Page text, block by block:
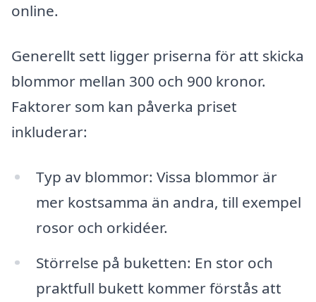
online.
Generellt sett ligger priserna för att skicka
blommor mellan 300 och 900 kronor.
Faktorer som kan påverka priset
inkluderar:
Typ av blommor: Vissa blommor är
mer kostsamma än andra, till exempel
rosor och orkidéer.
Störrelse på buketten: En stor och
praktfull bukett kommer förstås att